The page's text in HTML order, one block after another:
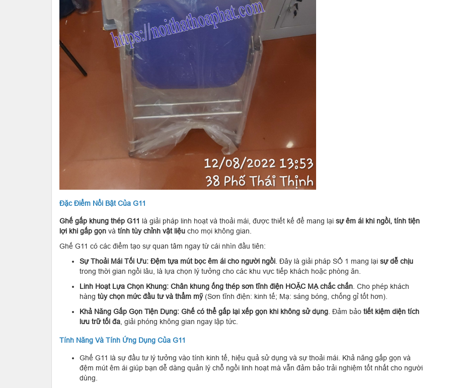
Đặc Điểm Nổi Bật Của G11
Ghế gấp khung thép G11 là giải pháp linh hoạt và thoải mái, được thiết kế để mang lại sự êm ái khi ngồi, tính tiện
lợi khi gấp gọn và tính tùy chỉnh vật liệu cho mọi không gian.
Ghế G11 có các điểm tạo sự quan tâm ngay từ cái nhìn đầu tiên:
Sự Thoải Mái Tối Ưu: Đệm tựa mút bọc êm ái cho người ngồi . Đây là giải pháp SỐ 1 mang lại sự dễ chịu
trong thời gian ngồi lâu, là lựa chọn lý tưởng cho các khu vực tiếp khách hoặc phòng ăn.
Linh Hoạt Lựa Chọn Khung: Chân khung ống thép sơn tĩnh điện HOẶC MẠ chắc chắn . Cho phép khách
hàng tùy chọn mức đầu tư và thẩm mỹ(Sơn tĩnh điện: kinh tế; Mạ: sáng bóng, chống gỉ tốt hơn).
Khả Năng Gấp Gọn Tiện Dụng: Ghế có thể gấp lại xếp gọn khi không sử dụng . Đảm bảo tiết kiệm diện tích
lưu trữ tối đa , giải phóng không gian ngay lập tức.
Tính Năng Và Tính Ứng Dụng Của G11
Ghế G11 là sự đầu tư lý tưởng vào tính kinh tế, hiệu quả sử dụng và sự thoải mái. Khả năng gấp gọn và
đệm mút êm ái giúp bạn dễ dàng quản lý chỗ ngồi linh hoạt mà vẫn đảm bảo trải nghiệm tốt nhất cho người
dùng.